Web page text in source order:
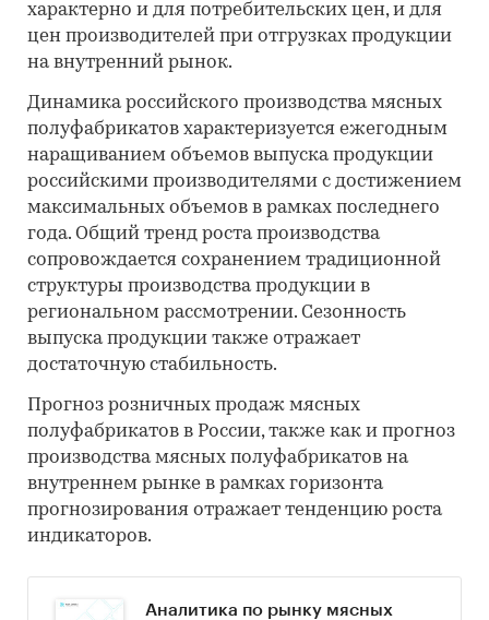
характерно и для потребительских цен, и для
цен производителей при отгрузках продукции
на внутренний рынок.
Динамика российского производства мясных
полуфабрикатов характеризуется ежегодным
наращиванием объемов выпуска продукции
российскими производителями с достижением
максимальных объемов в рамках последнего
года. Общий тренд роста производства
сопровождается сохранением традиционной
структуры производства продукции в
региональном рассмотрении. Сезонность
выпуска продукции также отражает
достаточную стабильность.
Прогноз розничных продаж мясных
полуфабрикатов в России, также как и прогноз
производства мясных полуфабрикатов на
внутреннем рынке в рамках горизонта
прогнозирования отражает тенденцию роста
индикаторов.
Аналитика по рынку мясных